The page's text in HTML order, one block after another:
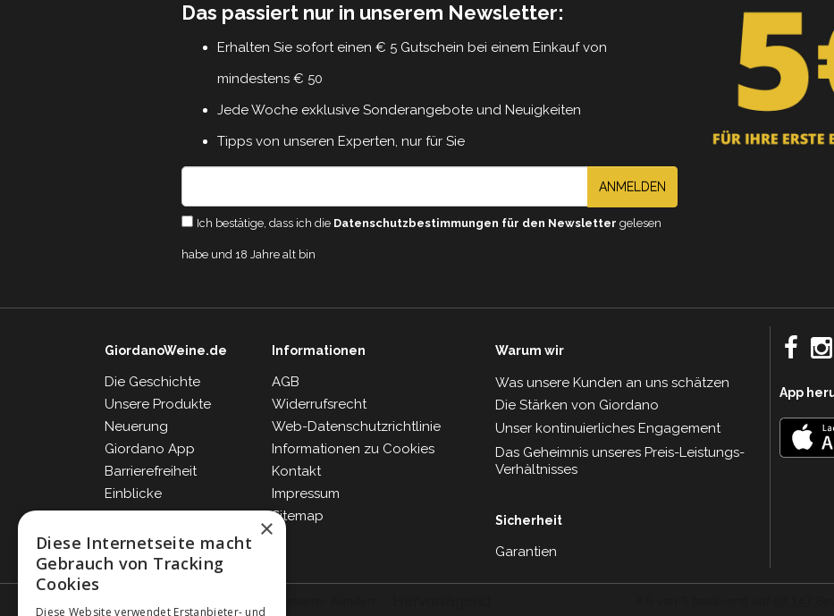
Das passiert nur in unserem Newsletter:
Erhalten Sie sofort einen € 5 Gutschein bei einem Einkauf von
mindestens € 50
Jede Woche exklusive Sonderangebote und Neuigkeiten
Tipps von unseren Experten, nur für Sie
ANMELDEN
Ich bestätige, dass ich die Datenschutzbestimmungen für den Newsletter gelesen
habe und 18 Jahre alt bin
GiordanoWeine.de
Die Geschichte
Unsere Produkte
Neuerung
Giordano App
Barrierefreiheit
Einblicke
Blog
FAQ
Informationen
AGB
Widerrufsrecht
Web-Datenschutzrichtlinie
Informationen zu Cookies
Kontakt
Impressum
Sitemap
Warum wir
Was unsere Kunden an uns schätzen
Die Stärken von Giordano
Unser kontinuierliches Engagement
Das Geheimnis unseres Preis-Leistungs-
Verhàltnisses
Sicherheit
Garantien
App
×
Diese Internetseite macht
Gebrauch von Tracking
Cookies
Diese Website verwendet Erstanbieter- und